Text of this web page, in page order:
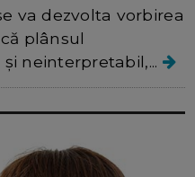
va dezvolta vorbirea
plânsul
neinterpretabil,...